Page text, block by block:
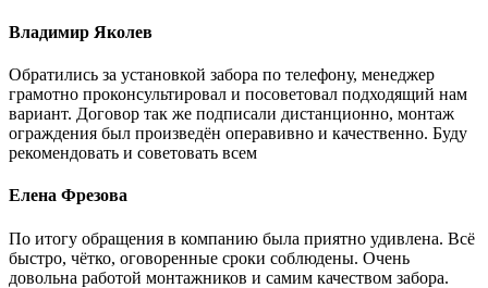
Владимир Яколев
Обратились за установкой забора по телефону, менеджер
грамотно проконсультировал и посоветовал подходящий нам
вариант. Договор так же подписали дистанционно, монтаж
ограждения был произведён операвивно и качественно. Буду
рекомендовать и советовать всем
Елена Фрезова
По итогу обращения в компанию была приятно удивлена. Всё
быстро, чётко, оговоренные сроки соблюдены. Очень
довольна работой монтажников и самим качеством забора.